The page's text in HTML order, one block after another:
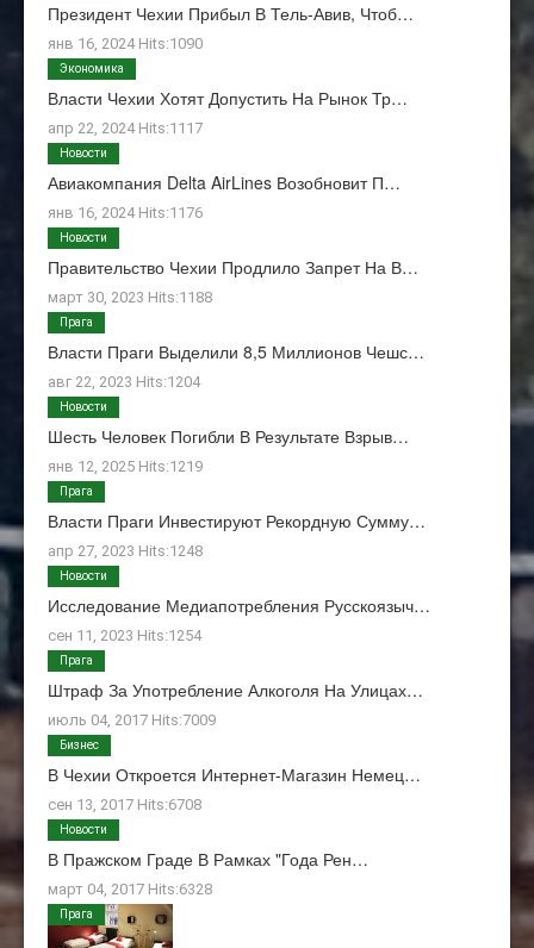
Президент Чехии Прибыл В Тель-Авив, Чтоб…
янв 16, 2024 Hits:1090
Власти Чехии Хотят Допустить На Рынок Тр…
апр 22, 2024 Hits:1117
Экономика
Авиакомпания Delta AirLines Возобновит П…
янв 16, 2024 Hits:1176
Новости
Правительство Чехии Продлило Запрет На В…
март 30, 2023 Hits:1188
Новости
Власти Праги Выделили 8,5 Миллионов Чешс…
авг 22, 2023 Hits:1204
Прага
Шесть Человек Погибли В Результате Взрыв…
янв 12, 2025 Hits:1219
Новости
Власти Праги Инвестируют Рекордную Сумму…
апр 27, 2023 Hits:1248
Прага
Исследование Медиапотребления Русскоязыч…
сен 11, 2023 Hits:1254
Новости
Штраф За Употребление Алкоголя На Улицах…
июль 04, 2017 Hits:7009
Прага
В Чехии Откроется Интернет-Магазин Немец…
сен 13, 2017 Hits:6708
Бизнес
В Пражском Граде В Рамках "Года Рен…
март 04, 2017 Hits:6328
Новости
Прага